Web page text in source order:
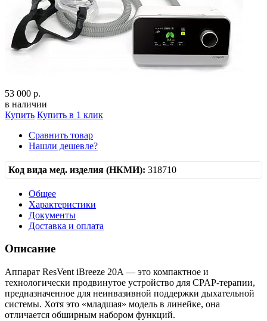
53 000 р.
в наличии
Купить Купить в 1 клик
Сравнить товар
Нашли дешевле?
Код вида мед. изделия (НКМИ): 318710
Общее
Характеристики
Документы
Доставка и оплата
Описание
Аппарат ResVent iBreeze 20A — это компактное и
технологически продвинутое устройство для CPAP-терапии,
предназначенное для неинвазивной поддержки дыхательной
системы. Хотя это «младшая» модель в линейке, она
отличается обширным набором функций.